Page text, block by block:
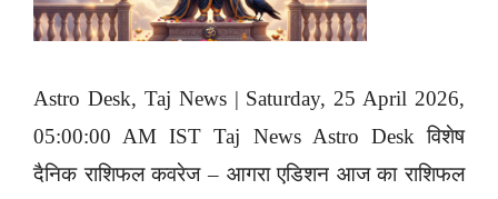
Astro Desk, Taj News | Saturday, 25 April 2026,
05:00:00 AM IST Taj News Astro Desk विशेष
दैनिक राशिफल कवरेज – आगरा एडिशन आज का राशिफल